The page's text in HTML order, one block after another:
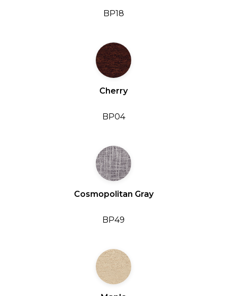
BP18
Cherry
BP04
Cosmopolitan Gray
BP49